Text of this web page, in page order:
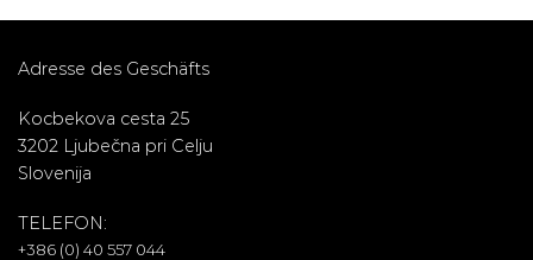
Adresse des Geschäfts
Kocbekova cesta 25
3202 Ljubečna pri Celju
Slovenija
TELEFON:
+386 (0) 40 557 044